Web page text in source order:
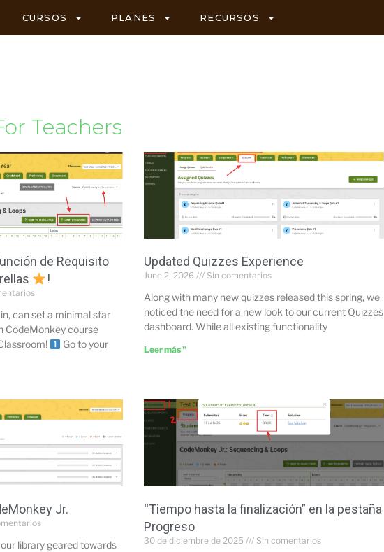
CURSOS PLANES RECURSOS
Teachers
de Requisito
!
can set a minimal star
CodeMonkey course
Go to your
Updated Quizzes Experience
June 2, 2026 Sin comentarios
Along with many new quizzes released this spring, we
noticed the need for a new look to our current Quizzes
dashboard. While all existing functionality
Leer más "
Jr.
library geared towards
“Tiempo hasta la finalización” en la pestaña
Progreso
30 de diciembre de 2025 Sin comentarios